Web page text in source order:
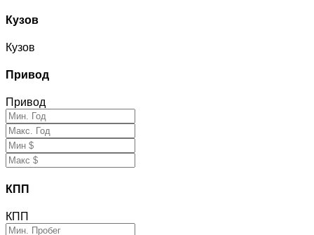
Кузов
Кузов
Привод
Привод
КПП
КПП